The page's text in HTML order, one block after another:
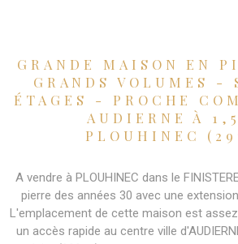
GRANDE MAISON EN
GRANDS VOLUMES -
ÉTAGES - PROCHE
AUDIERNE À
PLOUHINEC
A vendre à PLOUHINEC dans le
pierre des années 30 avec une
L'emplacement de cette maison est
un accès rapide au centre ville